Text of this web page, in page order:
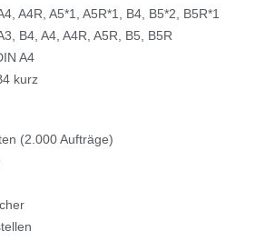
A4R, A5*1, A5R*1, B4, B5*2, B5R*1
B4, A4, A4R, A5R, B5, B5R
A4
kurz
(2.000 Aufträge)